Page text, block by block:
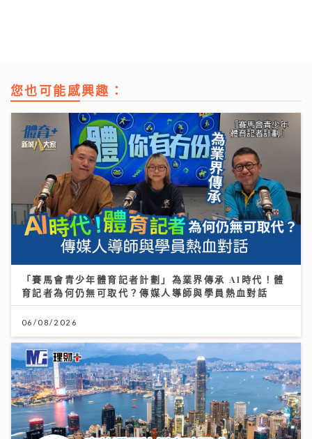
您也可能感興趣：
「賽馬會青少年體育記者計劃」為業界傳承 AI時代！體
育記者為何仍無可取代？傳媒人導師與學員熱血對話
06/08/2026